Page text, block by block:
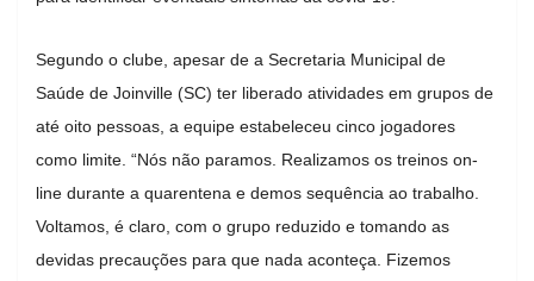
Segundo o clube, apesar de a Secretaria Municipal de
Saúde de Joinville (SC) ter liberado atividades em grupos de
até oito pessoas, a equipe estabeleceu cinco jogadores
como limite. “Nós não paramos. Realizamos os treinos on-
line durante a quarentena e demos sequência ao trabalho.
Voltamos, é claro, com o grupo reduzido e tomando as
devidas precauções para que nada aconteça. Fizemos